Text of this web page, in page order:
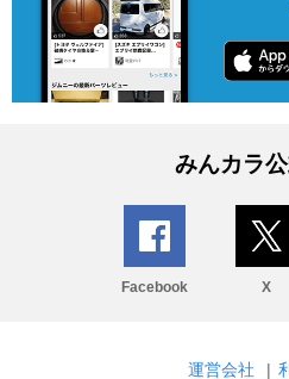
みんカラ
Facebook X
運営会社 |